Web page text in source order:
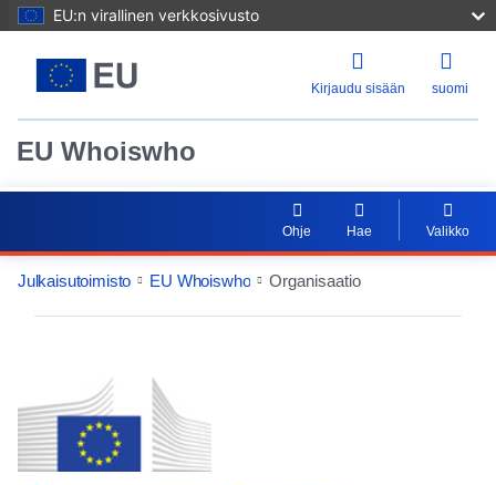
EU:n virallinen verkkosivusto
Kirjaudu sisään suomi
EU Whoiswho
Ohje Hae Valikko
Julkaisutoimisto EU Whoiswho Organisaatio